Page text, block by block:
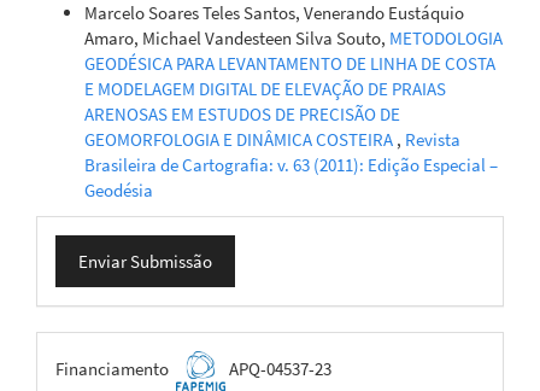
Marcelo Soares Teles Santos, Venerando Eustáquio
Amaro, Michael Vandesteen Silva Souto, METODOLOGIA
GEODÉSICA PARA LEVANTAMENTO DE LINHA DE COSTA
E MODELAGEM DIGITAL DE ELEVAÇÃO DE PRAIAS
ARENOSAS EM ESTUDOS DE PRECISÃO DE
GEOMORFOLOGIA E DINÂMICA COSTEIRA , Revista
Brasileira de Cartografia: v. 63 (2011): Edição Especial –
Geodésia
Enviar
Submissão
Enviar Submissão
FAPEMIG
Financiamento APQ-04537-23